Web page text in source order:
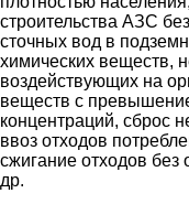
строительства АЗС
сточных вод в
химических веществ,
воздействующих на
веществ с
концентраций, сброс
ввоз отходов
сжигание отходов без